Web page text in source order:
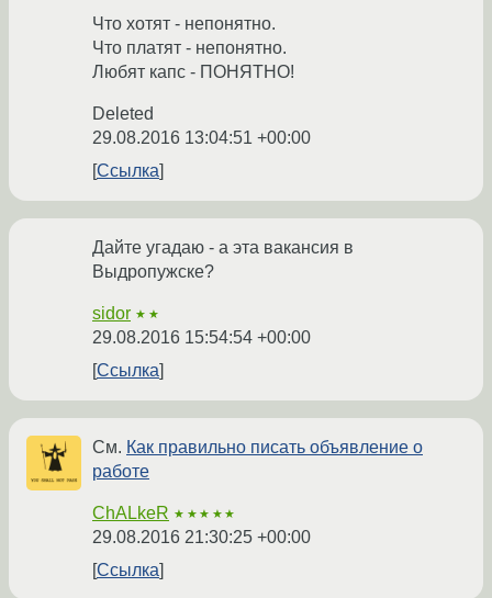
Что хотят - непонятно.
Что платят - непонятно.
Любят капс - ПОНЯТНО!
Deleted
29.08.2016 13:04:51 +00:00
Ссылка
Дайте угадаю - а эта вакансия в
Выдропужске?
sidor ★★
29.08.2016 15:54:54 +00:00
Ссылка
См. Как правильно писать объявление о
работе
ChALkeR ★★★★★
29.08.2016 21:30:25 +00:00
Ссылка